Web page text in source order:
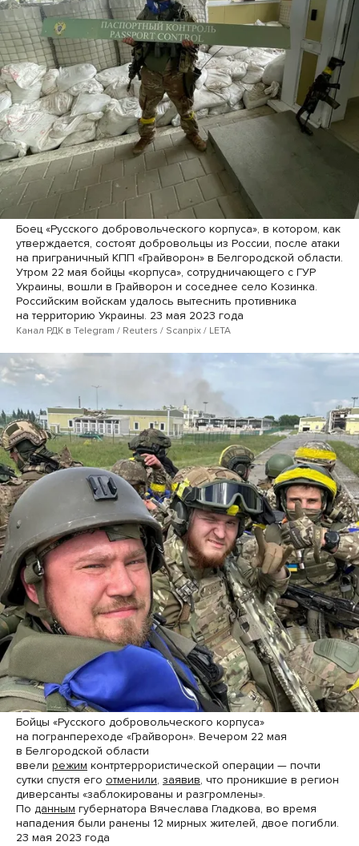
Боец «Русского добровольческого корпуса», в котором, как
утверждается, состоят добровольцы из России, после атаки
на приграничный КПП «Грайворон» в Белгородской области.
Утром 22 мая бойцы «корпуса», сотрудничающего с ГУР
Украины, вошли в Грайворон и соседнее село Козинка.
Российским войскам удалось вытеснить противника
на территорию Украины. 23 мая 2023 года
Канал РДК в Telegram / Reuters / Scanpix / LETA
Бойцы «Русского добровольческого корпуса»
на погранпереходе «Грайворон». Вечером 22 мая
в Белгородской области
ввели режим контртеррористической операции — почти
сутки спустя его отменили, заявив, что проникшие в регион
диверсанты «заблокированы и разгромлены».
По данным губернатора Вячеслава Гладкова, во время
нападения были ранены 12 мирных жителей, двое погибли.
23 мая 2023 года